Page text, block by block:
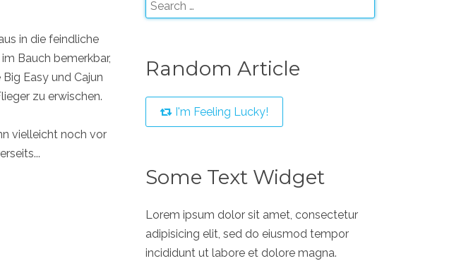
in die feindliche
Bauch bemerkbar,
Easy und Cajun
zu erwischen.
vielleicht noch vor
Random Article
I'm Feeling Lucky!
Some Text Widget
Lorem ipsum dolor sit amet, consectetur
adipisicing elit, sed do eiusmod tempor
incididunt ut labore et dolore magna.